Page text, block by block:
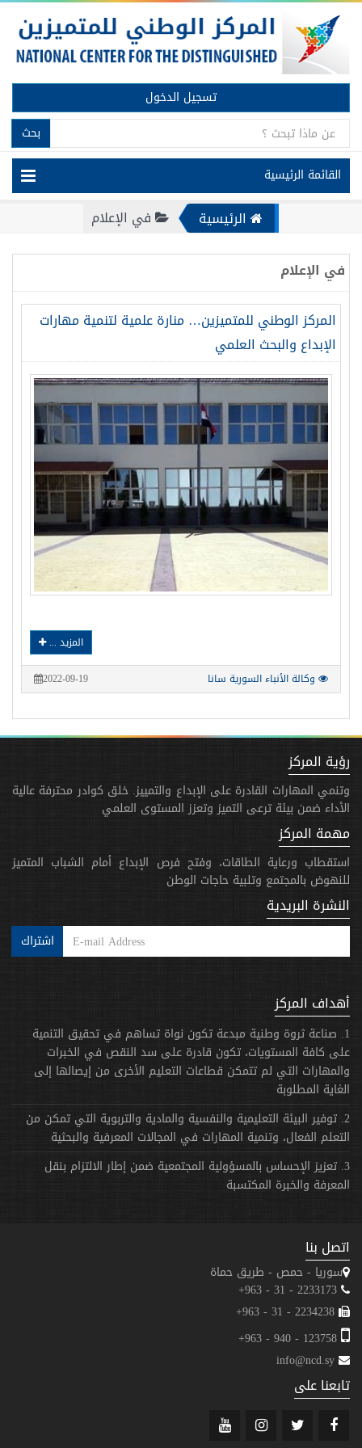
تسجيل الدخول
بحث
القائمة الرئيسية
الرئيسية في الإعلام
في الإعلام
المركز الوطني للمتميزين… منارة علمية لتنمية مهارات
الإبداع والبحث العلمي
المزيد ...
وكالة الأنباء السورية سانا 2022-09-19
رؤية المركز
وتنمي المهارات القادرة على الإبداع والتمييز. خلق كوادر محترفة عالية
الأداء ضمن بيئة ترعى التميز وتعزز المستوى العلمي
مهمة المركز
استقطاب ورعاية الطاقات، وفتح فرص الإبداع أمام الشباب المتميز
للنهوض بالمجتمع وتلبية حاجات الوطن
النشرة البريدية
اشتراك
أهداف المركز
1. صناعة ثروة وطنية مبدعة تكون نواة تساهم في تحقيق التنمية
على كافة المستويات، تكون قادرة على سد النقص في الخبرات
والمهارات التي لم تتمكن قطاعات التعليم الأخرى من إيصالها إلى
الغاية المطلوبة
2. توفير البيئة التعليمية والنفسية والمادية والتربوية التي تمكن من
التعلم الفعال، وتنمية المهارات في المجالات المعرفية والبحثية
3. تعزيز الإحساس بالمسؤولية المجتمعية ضمن إطار الالتزام بنقل
المعرفة والخبرة المكتسبة
اتصل بنا
سوريا - حمص - طريق حماة
info@ncd.sy
تابعنا على